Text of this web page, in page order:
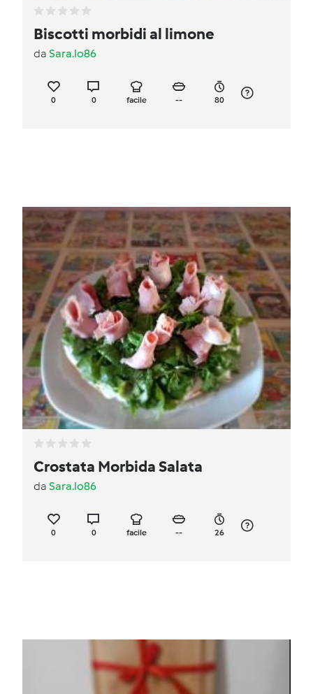
Biscotti morbidi al limone
da Sara.lo86
0 0 facile -- 80
Crostata Morbida Salata
da Sara.lo86
0 0 facile -- 26